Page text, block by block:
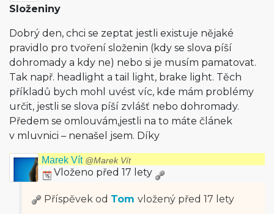
Složeniny
Dobrý den, chci se zeptat jestli existuje nějaké
pravidlo pro tvoření složenin (kdy se slova píší
dohromady a kdy ne) nebo si je musím pamatovat.
Tak např. headlight a tail light, brake light. Těch
příkladů bych mohl uvést víc, kde mám problémy
určit, jestli se slova píší zvlášť nebo dohromady.
Předem se omlouvám,jestli na to máte článek
v mluvnici – nenašel jsem. Díky
Marek Vít @Marek Vít
Vloženo před 17 lety
Příspěvek od Tom vložený před 17 lety